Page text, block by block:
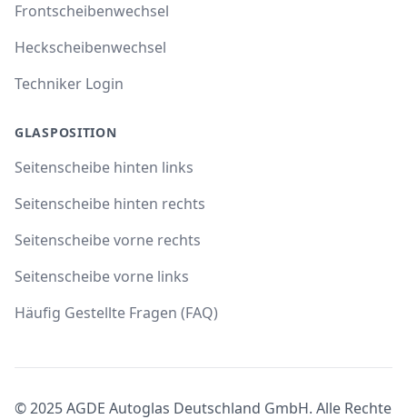
Frontscheibenwechsel
Heckscheibenwechsel
Techniker Login
GLASPOSITION
Seitenscheibe hinten links
Seitenscheibe hinten rechts
Seitenscheibe vorne rechts
Seitenscheibe vorne links
Häufig Gestellte Fragen (FAQ)
© 2025 AGDE Autoglas Deutschland GmbH. Alle Rechte